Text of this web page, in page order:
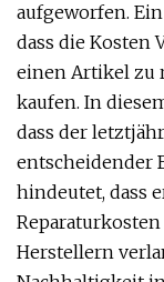
aufgeworfen.
dass die Kosten
einen Artikel zu
kaufen. In
dass der
entscheidender
hindeutet, dass
Herstellern